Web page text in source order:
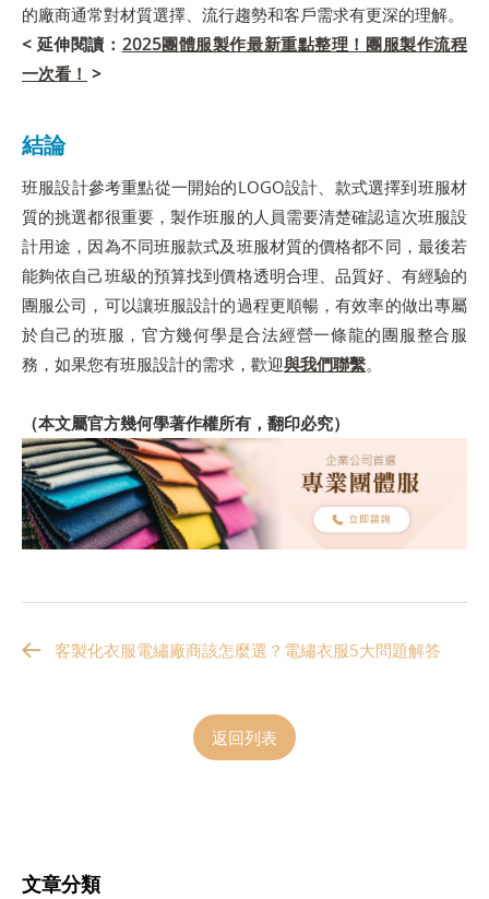
的廠商通常對材質選擇、流行趨勢和客戶需求有更深的理解。
< 延伸閱讀： 2025團體服製作最新重點整理！團服製作流程
一次看！ >
​結論
班服設計參考重點從一開始的LOGO設計、款式選擇到班服材
質的挑選都很重要，製作班服的人員需要清楚確認這次班服設
計用途，因為不同班服款式及班服材質的價格都不同，最後若
能夠依自己班級的預算找到價格透明合理、品質好、有經驗的
團服公司，可以讓班服設計的過程更順暢，有效率的做出專屬
於自己的班服，官方幾何學是合法經營一條龍的團服整合服
務，如果您有班服設計的需求，歡迎與我們聯繫。
（本文屬官方幾何學著作權所有，翻印必究）
客製化衣服電繡廠商該怎麼選？電繡衣服5大問題解答
返回列表
文章分類